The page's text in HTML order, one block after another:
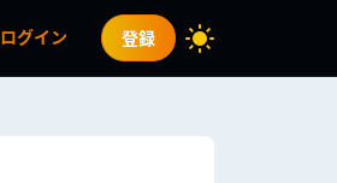
ログイン 登録